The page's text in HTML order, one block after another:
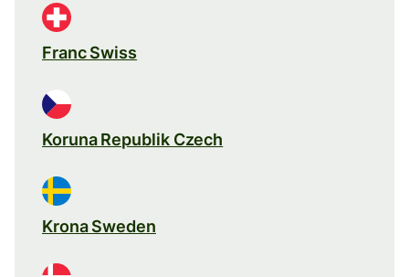
Franc Swiss
Koruna Republik Czech
Krona Sweden